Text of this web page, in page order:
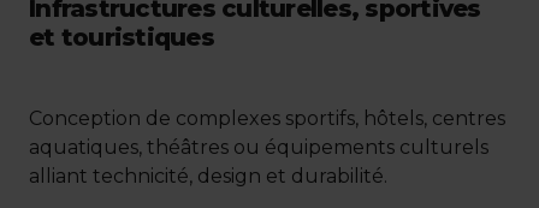
Infrastructures culturelles, sportives
et touristiques
Conception de complexes sportifs, hôtels, centres
aquatiques, théâtres ou équipements culturels
alliant technicité, design et durabilité.